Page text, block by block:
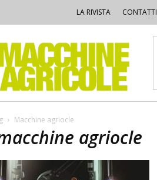
LA RIVISTA CONTATTI
Macchine agriocle
agriocle